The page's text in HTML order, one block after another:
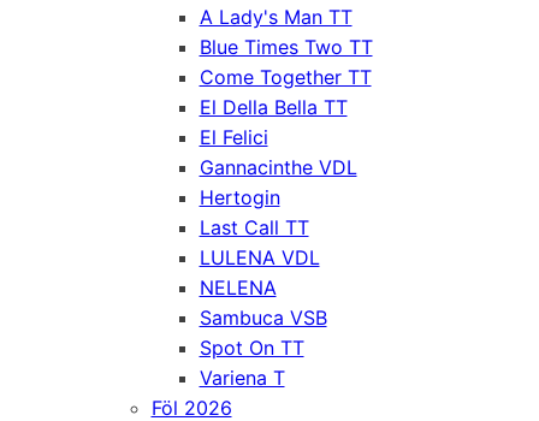
A Lady's Man TT
Blue Times Two TT
Come Together TT
El Della Bella TT
El Felici
Gannacinthe VDL
Hertogin
Last Call TT
LULENA VDL
NELENA
Sambuca VSB
Spot On TT
Variena T
Föl 2026